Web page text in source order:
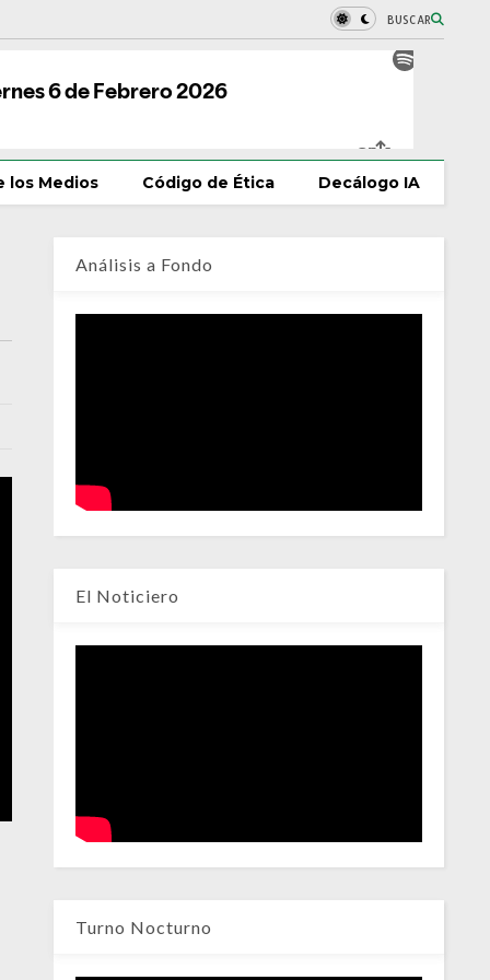
BUSCAR
los Medios Código de Ética Decálogo IA
Análisis a Fondo
El Noticiero
Turno Nocturno